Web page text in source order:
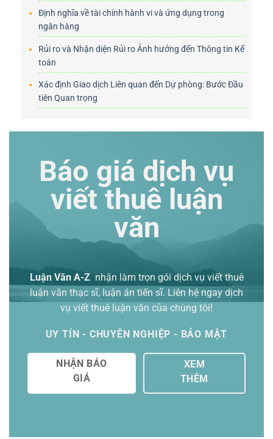
Định nghĩa về tài chính hành vi và ứng dụng trong
ngân hàng
Rủi ro và Nhận diện Rủi ro Ảnh hưởng đến Thông tin Kế
toán
Xác định Giao dịch Liên quan đến Dự phòng: Bước Đầu
tiên Quan trọng
Báo giá dịch vụ
viết thuê luận
văn
Luận Văn A-Z nhận làm trọn gói dịch vụ viết thuê
luận văn thạc sĩ, luận án tiến sĩ. Liên hệ ngay dịch
vụ viết thuê luận văn của chúng tôi!
UY TÍN - CHUYÊN NGHIỆP - BẢO MẬT
NHẬN BÁO
GIÁ
XEM
THÊM